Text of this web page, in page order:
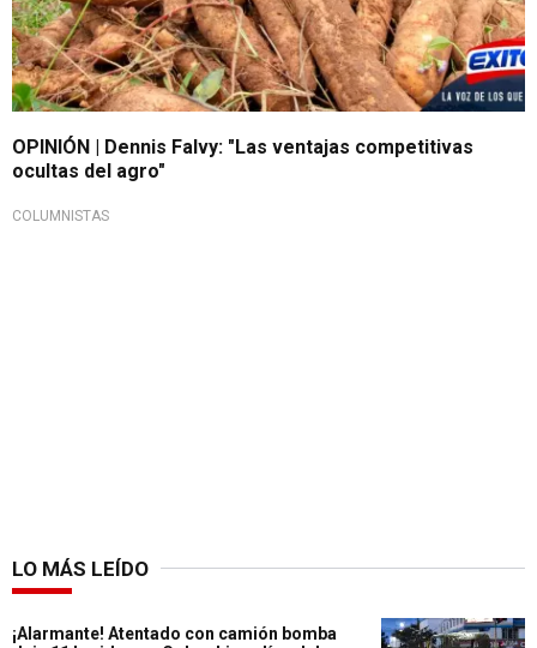
OPINIÓN | Dennis Falvy: "Las ventajas competitivas
ocultas del agro"
COLUMNISTAS
LO MÁS LEÍDO
¡Alarmante! Atentado con camión bomba